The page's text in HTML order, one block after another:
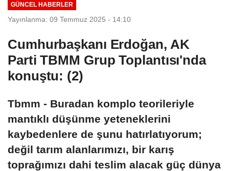
GÜNCEL HABERLER
Yayınlanma: 09 Temmuz 2025 - 14:10
Cumhurbaşkanı Erdoğan, AK
Parti TBMM Grup Toplantısı'nda
konuştu: (2)
Tbmm - Buradan komplo teorileriyle
mantıklı düşünme yeteneklerini
kaybedenlere de şunu hatırlatıyorum;
değil tarım alanlarımızı, bir karış
toprağımızı dahi teslim alacak güç dünya